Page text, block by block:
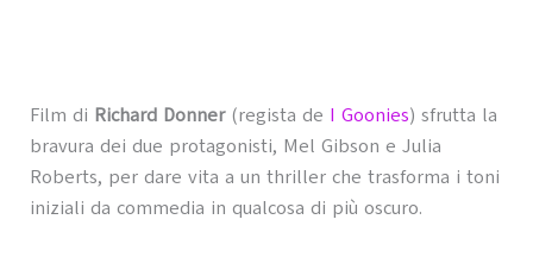
Film di Richard Donner(regista de I Goonies) sfrutta la
bravura dei due protagonisti, Mel Gibson e Julia
Roberts, per dare vita a un thriller che trasforma i toni
iniziali da commedia in qualcosa di più oscuro.